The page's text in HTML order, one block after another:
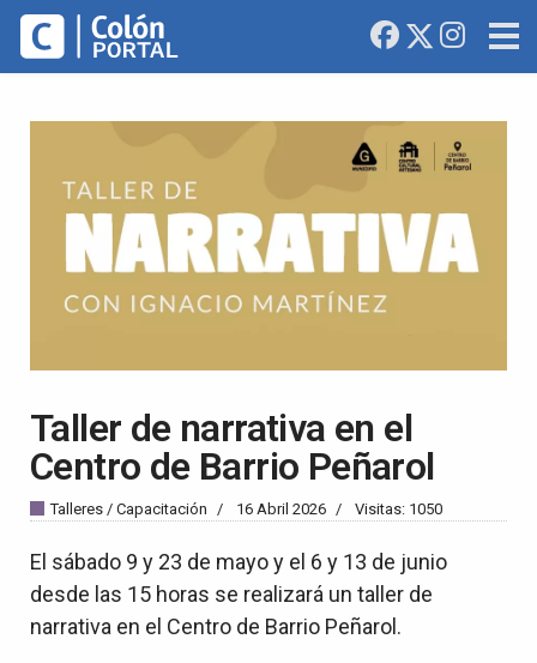
Taller de narrativa en el
Centro de Barrio Peñarol
Talleres / Capacitación 16 Abril 2026 Visitas: 1050
El sábado 9 y 23 de mayo y el 6 y 13 de junio
desde las 15 horas se realizará un taller de
narrativa en el Centro de Barrio Peñarol.